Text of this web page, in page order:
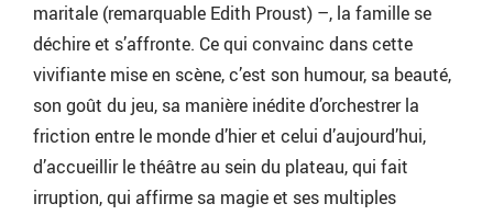
maritale (remarquable Edith Proust) –, la famille se
déchire et s’affronte. Ce qui convainc dans cette
vivifiante mise en scène, c’est son humour, sa beauté,
son goût du jeu, sa manière inédite d’orchestrer la
friction entre le monde d’hier et celui d’aujourd’hui,
d’accueillir le théâtre au sein du plateau, qui fait
irruption, qui affirme sa magie et ses multiples